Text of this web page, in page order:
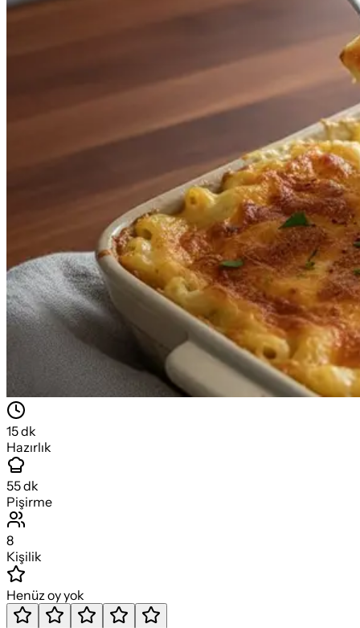
15dk
Hazırlık
55dk
Pişirme
8
Kişilik
Henüz oy yok